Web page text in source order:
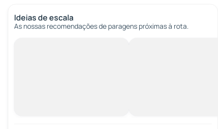
Ideias de escala
As nossas recomendações de paragens próximas à rota.